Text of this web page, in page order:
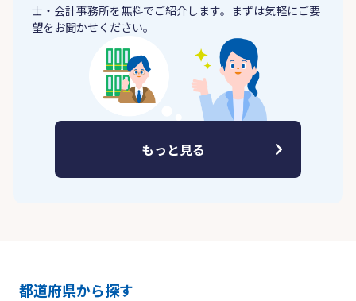
士・会計事務所を無料でご紹介します。まずは気軽にご要
望をお聞かせください。
もっと見る
都道府県から探す